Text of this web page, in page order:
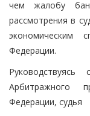
чем жалобу
рассмотрения в
экономическим
Федерации.
Арбитражного
Федерации, судья